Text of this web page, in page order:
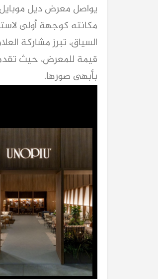
يواصل معرض ديل موبايل
مكانته كوجهة أولى
السياق، تبرز مشاركة
قيمة للمعرض، حيث
بأبهى صورها.